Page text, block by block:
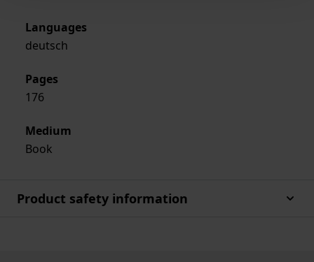
Languages
deutsch
Pages
176
Medium
Book
Product safety information